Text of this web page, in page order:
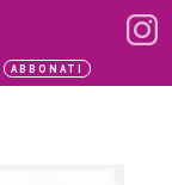
ABBONATI